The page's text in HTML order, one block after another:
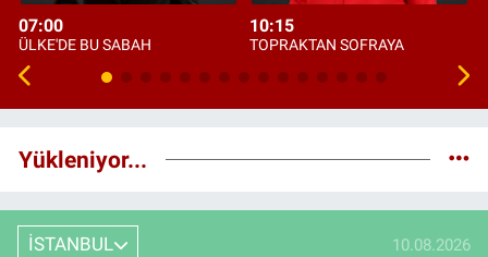
07:00
ÜLKE'DE BU SABAH
10:15
TOPRAKTAN SOFRAYA
Yükleniyor...
İSTANBUL 10.08.2026